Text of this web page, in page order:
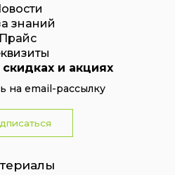
знаний
Прайс
и акциях
на email-рассылку